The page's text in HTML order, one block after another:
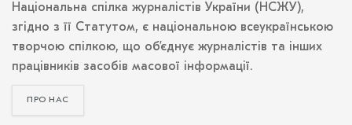
Національна спілка журналістів України (НСЖУ),
згідно з її Статутом, є національною всеукраїнською
творчою спілкою, що об’єднує журналістів та інших
працівників засобів масової інформації.
ПРО НАС